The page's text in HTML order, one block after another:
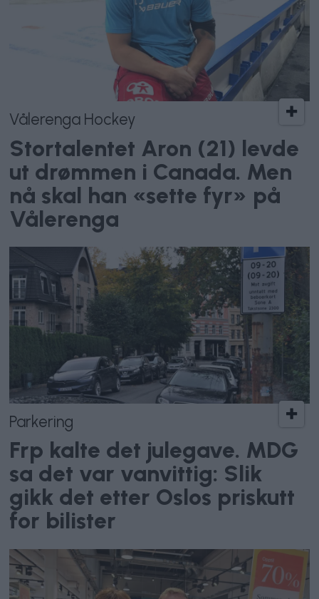
Vålerenga Hockey
Stortalentet Aron (21) levde
ut drømmen i Canada. Men
nå skal han «sette fyr» på
Vålerenga
Parkering
Frp kalte det julegave. MDG
sa det var vanvittig: Slik
gikk det etter Oslos priskutt
for bilister